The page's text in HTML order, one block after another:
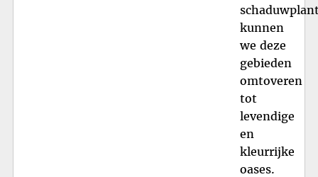
kunnen
we deze
gebieden
omtoveren
tot
levendige
en
kleurrijke
oases.